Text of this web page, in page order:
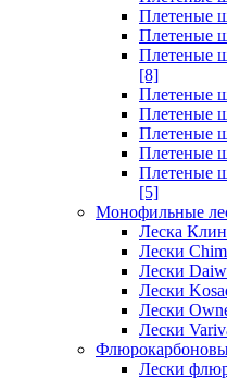
Плетеные
Плетеные
Плетеные
[8]
Плетеные
Плетеные
Плетеные
Плетеные
Плетеные
[5]
Монофильные
Леска
Лески
Лески
Лески
Лески
Лески
Лески